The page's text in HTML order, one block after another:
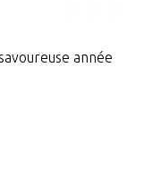
année